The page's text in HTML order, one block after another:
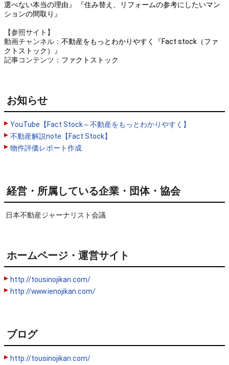
選べない本当の理由』
『住み替え、リフォームの参考にしたいマン
ションの間取り』
【参照サイト】
動画チャンネル： 不動産をもっとわかりやすく『Fact stock（ファ
クトストック）』
記事コンテンツ： ファクトストック
お知らせ
YouTube【Fact Stock～不動産をもっとわかりやすく】
不動産解説note【Fact Stock】
物件評価レポート作成
経営・所属している企業・団体・協会
日本不動産ジャーナリスト会議
ホームページ・運営サイト
http://tousinojikan.com/
http://www.ienojikan.com/
ブログ
http://tousinojikan.com/